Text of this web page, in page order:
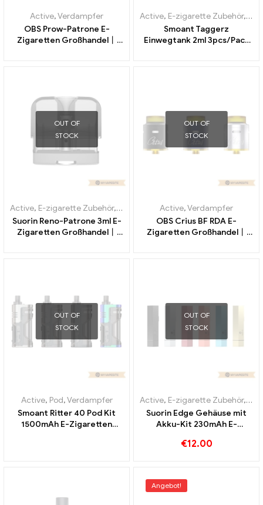
Active,Verdampfer
OBS Prow-Patrone E-
Zigaretten Großhandel丨
Active, E-zigarette Zubehör,
Smoant Taggerz
Einwegtank 2ml 3pcs/Pack
OUT OF
STOCK
Active, E-zigarette Zubehör, Verdampfer
Suorin Reno-Patrone 3ml E-
Zigaretten Großhandel丨
OUT OF
STOCK
Active,Verdampfer
OBS Crius BF RDA E-
Zigaretten Großhandel丨
OUT OF
STOCK
Active, Pod,Verdampfer
Smoant Ritter 40 Pod Kit
1500mAh E-Zigaretten
OUT OF
STOCK
Active, E-zigarette Zubehör,
Suorin Edge Gehäuse mit
Akku-Kit 230mAh E-
Custom
€12.00
Angebot!